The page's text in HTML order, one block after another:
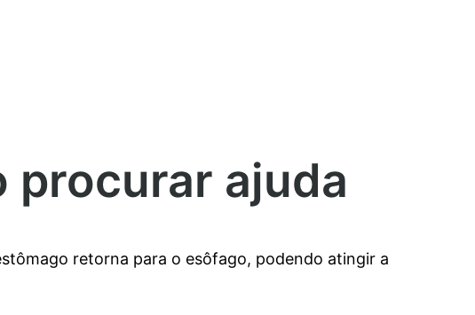
procurar ajuda
retorna para o esôfago, podendo atingir a